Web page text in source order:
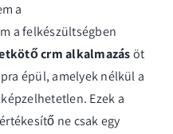
a
a felkészültségben
crm alkalmazásöt
épül, amelyek nélkül a
Ezek a
ne csak egy